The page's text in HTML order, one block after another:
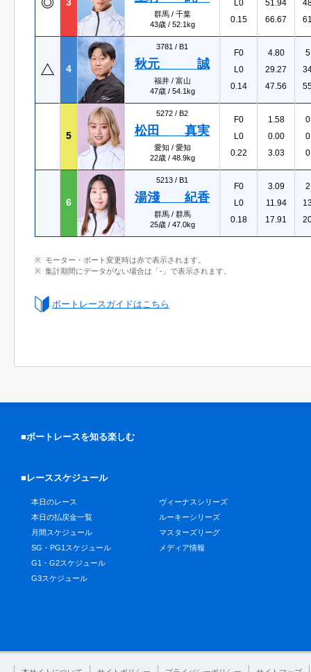
群馬 / 千葉
43歳 / 52.1kg
L0
0.15
51.94
66.67
4
3781 / B1
秋元 誠
福井 / 富山
47歳 / 54.1kg
F0
L0
0.14
4.80
29.27
47.56
5
5272 / B2
松田 真実
愛知 / 愛知
22歳 / 48.9kg
F0
L0
0.22
1.58
0.00
3.03
6
5213 / B1
湯淺 紀香
群馬 / 群馬
25歳 / 47.0kg
F0
L0
0.18
3.09
11.94
17.91
モーター・ボート変更時は赤で表示されます。
集計期間にデータがない場合は「-」で表示されます。
ボートレースガイドはこちら
■ボートレースを知る楽しむ
■レーススケジュール
本日のレース
本日の払戻金一覧
月間スケジュール
SG・PG1スケジュール
G1・G2スケジュール
G3スケジュール
ヴィーナスシリーズ
ルーキーシリーズ
マスターズリーグ
メディア情報